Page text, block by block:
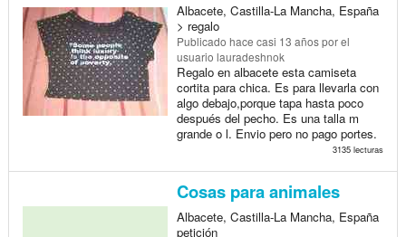
Albacete, Castilla-La Mancha, España
> regalo
Publicado hace casi 13 añospor el
usuario lauradeshnok
Regalo en albacete esta camiseta
cortita para chica. Es para llevarla con
algo debajo,porque tapa hasta poco
después del pecho. Es una talla m
grande o l. Envio pero no pago portes.
3135 lecturas
Cosas para animales
Albacete, Castilla-La Mancha, España >
petición